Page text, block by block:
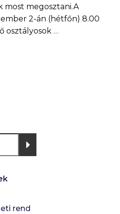
most megosztani.A
2-án (hétfőn) 8.00
osztályosok …
rend